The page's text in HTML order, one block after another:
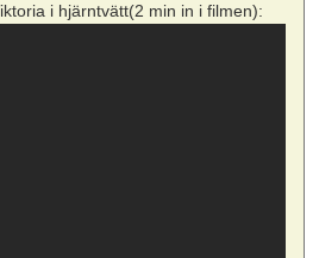
i hjärntvätt(2 min in i filmen):